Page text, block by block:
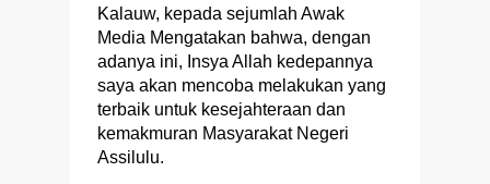
Kalauw, kepada sejumlah Awak
Media Mengatakan bahwa, dengan
adanya ini, Insya Allah kedepannya
saya akan mencoba melakukan yang
terbaik untuk kesejahteraan dan
kemakmuran Masyarakat Negeri
Assilulu.